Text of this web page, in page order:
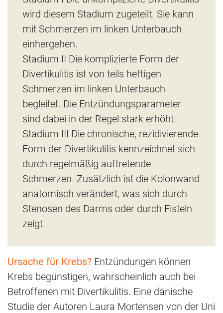
wird diesem Stadium zugeteilt. Sie kann
mit Schmerzen im linken Unterbauch
einhergehen.
Stadium II Die komplizierte Form der
Divertikulitis ist von teils heftigen
Schmerzen im linken Unterbauch
begleitet. Die Entzündungsparameter
sind dabei in der Regel stark erhöht.
Stadium III Die chronische, rezidivierende
Form der Divertikulitis kennzeichnet sich
durch regelmäßig auftretende
Schmerzen. Zusätzlich ist die Kolonwand
anatomisch verändert, was sich durch
Stenosen des Darms oder durch Fisteln
zeigt.
Ursache für Krebs? Entzündungen können
Krebs begünstigen, wahrscheinlich auch bei
Betroffenen mit Divertikulitis. Eine dänische
Studie der Autoren Laura Mortensen von der Uni